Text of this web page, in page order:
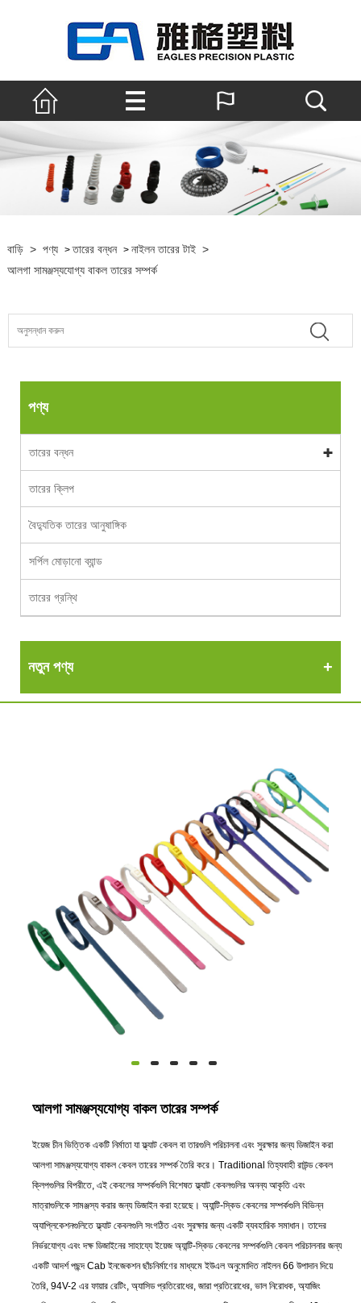
বাড়ি > পণ্য >তারের বন্ধন > নাইলন তারের টাই >
আলগা সামঞ্জস্যযোগ্য বাকল তারের সম্পর্ক
পণ্য
তারের বন্ধন
তারের ক্লিপ
বৈদ্যুতিক তারের আনুষাঙ্গিক
সর্পিল মোড়ানো ব্যান্ড
তারের গ্রন্থি
নতুন পণ্য
আলগা সামঞ্জস্যযোগ্য বাকল তারের সম্পর্ক
ইয়েজ চীন ভিত্তিক একটি নির্মাতা যা ফ্ল্যাট কেবল বা তারগুলি পরিচালনা এবং সুরক্ষার জন্য ডিজাইন করা
আলগা সামঞ্জস্যযোগ্য বাকল কেবল তারের সম্পর্ক তৈরি করে। Traditional তিহ্যবাহী রাউন্ড কেবল
ক্লিপগুলির বিপরীতে, এই কেবলের সম্পর্কগুলি বিশেষত ফ্ল্যাট কেবলগুলির অনন্য আকৃতি এবং
মাত্রাগুলিকে সামঞ্জস্য করার জন্য ডিজাইন করা হয়েছে। অ্যান্টি-স্কিড কেবলের সম্পর্কগুলি বিভিন্ন
অ্যাপ্লিকেশনগুলিতে ফ্ল্যাট কেবলগুলি সংগঠিত এবং সুরক্ষার জন্য একটি ব্যবহারিক সমাধান। তাদের
নির্ভরযোগ্য এবং দক্ষ ডিজাইনের সাহায্যে ইয়েজ অ্যান্টি-স্কিড কেবলের সম্পর্কগুলি কেবল পরিচালনার জন্য
একটি আদর্শ পছন্দ Cab ইনজেকশন ছাঁচনির্মাণের মাধ্যমে ইউএল অনুমোদিত নাইলন 66 উপাদান দিয়ে
তৈরি, 94V-2 এর ফায়ার রেটিং, অ্যাসিড প্রতিরোধের, জারা প্রতিরোধের, ভাল নিরোধক, অ্যাজিং